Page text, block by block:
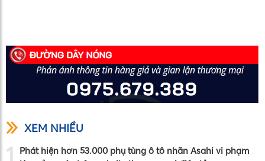
XEM NHIỀU
1
Phát hiện hơn 53.000 phụ tùng ô tô nhãn Asahi vi phạm